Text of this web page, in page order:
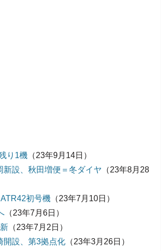
り1機 （23年9月14日）
設、秋田増便＝冬ダイヤ （23年8月28
初号機 （23年7月10日）
（23年7月6日）
（23年7月2日）
設、第3拠点化 （23年3月26日）